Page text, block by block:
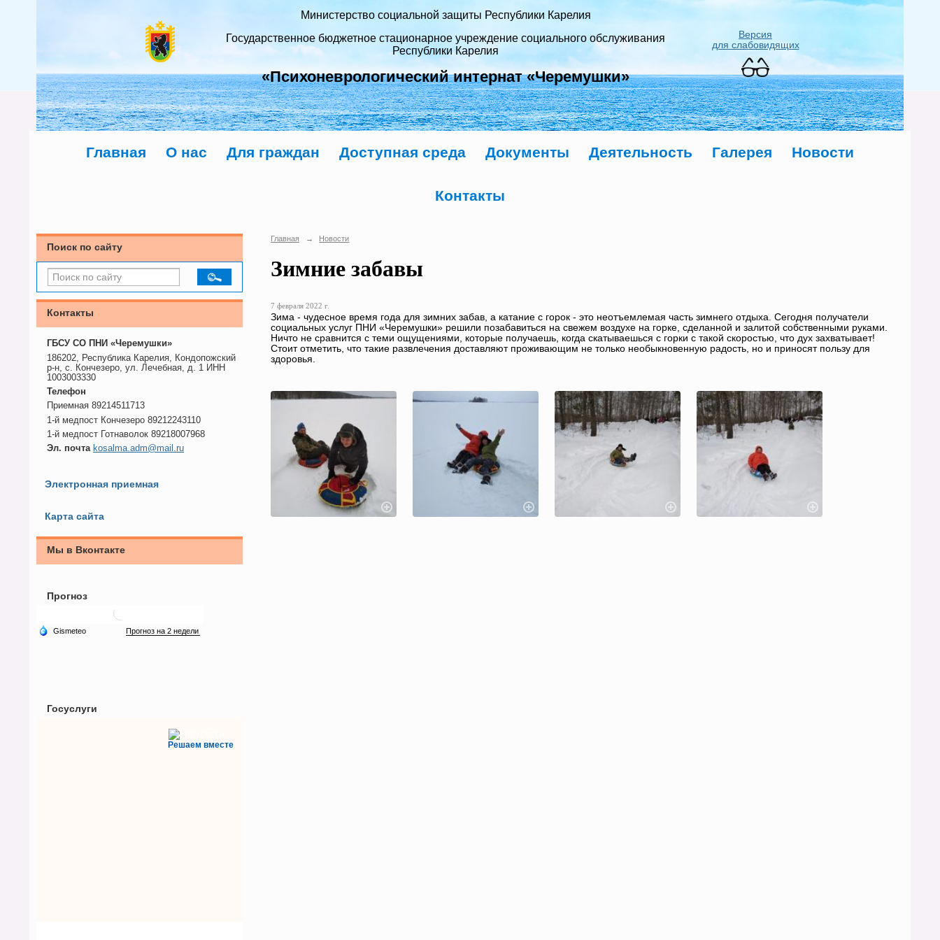
Министерство социальной защиты Республики Карелия
Государственное бюджетное стационарное учреждение социального обслуживания
Республики Карелия
«Психоневрологический интернат «Черемушки»
Версия
для слабовидящих
Главная О нас Для граждан Доступная среда Документы Деятельность Галерея Новости
Контакты
Поиск по сайту
Контакты
ГБСУ СО ПНИ «Черемушки»
186202, Республика Карелия, Кондопожский
р-н, с. Кончезеро, ул. Лечебная, д. 1 ИНН
1003003330
Телефон
Приемная 89214511713
1-й медпост Кончезеро 89212243110
1-й медпост Готнаволок 89218007968
Эл. почта kosalma.adm@mail.ru
Электронная приемная
Карта сайта
Мы в Вконтакте
Прогноз
Госуслуги
Решаем вместе
Главная → Новости
Зимние забавы
7 февраля 2022 г.
Зима - чудесное время года для зимних забав, а катание с горок - это неотъемлемая часть зимнего отдыха. Сегодня получатели
социальных услуг ПНИ «Черемушки» решили позабавиться на свежем воздухе на горке, сделанной и залитой собственными руками.
Ничто не сравнится с теми ощущениями, которые получаешь, когда скатываешься с горки с такой скоростью, что дух захватывает!
Стоит отметить, что такие развлечения доставляют проживающим не только необыкновенную радость, но и приносят пользу для
здоровья.